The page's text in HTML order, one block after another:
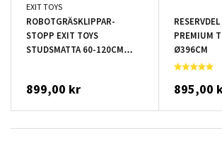
EXIT TOYS
ROBOTGRÄSKLIPPAR-
STOPP EXIT TOYS
STUDSMATTA 60-120CM
899,00 kr
PREMIUM
Ø396CM
895,00